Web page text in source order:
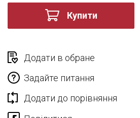
Купити
Додати в обране
Задайте питання
Додати до порівняння